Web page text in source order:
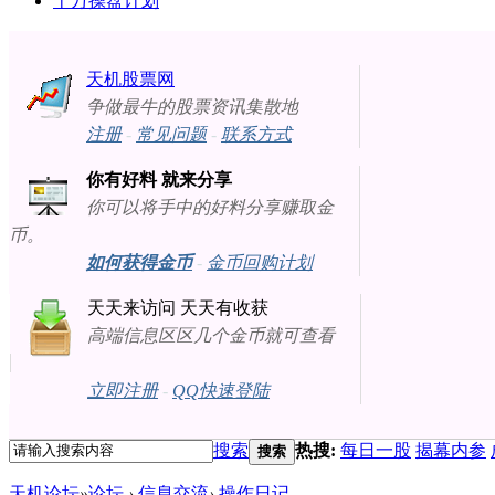
天机股票网
争做最牛的股票资讯集散地
注册- 常见问题- 联系方式
你有好料 就来分享
你可以将手中的好料分享赚取金
币。
如何获得金币- 金币回购计划
天天来访问 天天有收获
高端信息区区几个金币就可查看
立即注册- QQ快速登陆
搜索 搜索 热搜: 每日一股 揭幕内参